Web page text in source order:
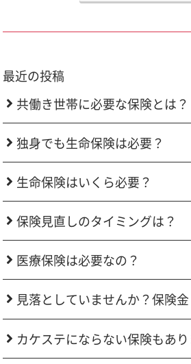
最近の投稿
共働き世帯に必要な保険とは？
独身でも生命保険は必要？
生命保険はいくら必要？
保険見直しのタイミングは？
医療保険は必要なの？
見落としていませんか？保険
カケステにならない保険もあり